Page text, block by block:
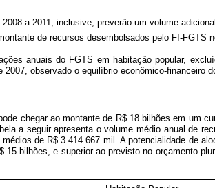
a 2011, inclusive, preverão um volume
de recursos desembolsados pelo FI-FGTS
anuais do FGTS em habitação popular,
observado o equilíbrio econômico-financeiro
chegar ao montante de R$ 18 bilhões em um
a seguir apresenta o volume médio anual de
de R$ 3.414.667 mil. A potencialidade de
bilhões, e superior ao previsto no orçamento